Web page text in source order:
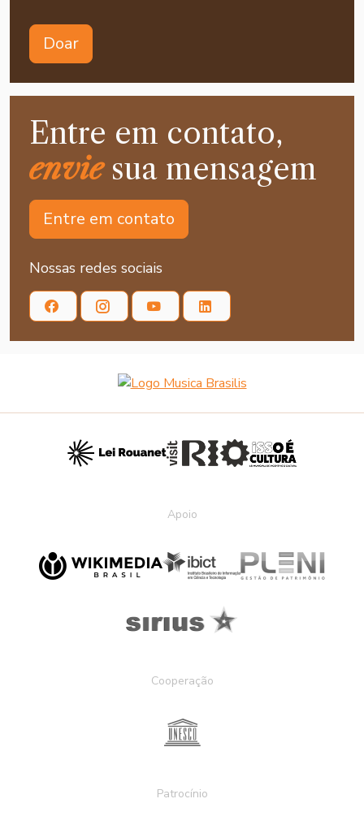
Doar
Entre em contato,
enviesua mensagem
Entre em contato
Nossas redes sociais
Apoio
Cooperação
Patrocínio